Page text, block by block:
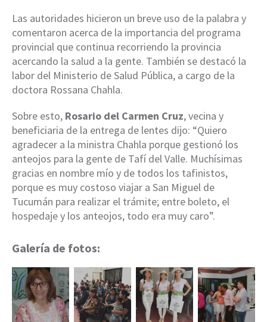
Las autoridades hicieron un breve uso de la palabra y
comentaron acerca de la importancia del programa
provincial que continua recorriendo la provincia
acercando la salud a la gente. También se destacó la
labor del Ministerio de Salud Pública, a cargo de la
doctora Rossana Chahla.
Sobre esto, Rosario del Carmen Cruz, vecina y
beneficiaria de la entrega de lentes dijo: “Quiero
agradecer a la ministra Chahla porque gestionó los
anteojos para la gente de Tafí del Valle. Muchísimas
gracias en nombre mío y de todos los tafinistos,
porque es muy costoso viajar a San Miguel de
Tucumán para realizar el trámite; entre boleto, el
hospedaje y los anteojos, todo era muy caro”.
Galería de fotos: